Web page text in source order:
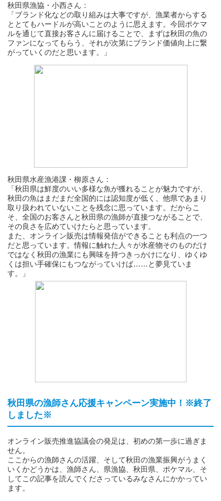
秋田県漁協・小西さん：
「ブランド化などの取り組みは大事ですが、漁業者からする
ととてもハードルが高いことのように思えます。今回ポケマ
ルを通じて直接お客さんに届けることで、まずは秋田の魚の
ファンになってもらう、それが次第にブランド価値向上に繋
がっていくのだと思います。」
秋田県水産漁港課・柳原さん：
「秋田県は鮮度のいい多様な魚が獲れることが魅力ですが、
秋田の魚はまだまだ全国的には認知度が低く、他県であまり
取り扱われていないことを残念に思っています。だからこ
そ、全国のお客さんと秋田県の漁師が直接つながることで、
その良さを広めていけたらと思っています。
また、オンライン販売は情報発信ができることも利点の一つ
だと思っています。情報に触れた人々が水産物そのものだけ
ではなく秋田の漁業にも興味を持つきっかけになり、ゆくゆ
くは担い手確保にもつながっていけば……と夢見ていま
す。」
秋田県の漁師さん応援キャンペーン実施中！※終了
しました※
オンライン販売推進協議会の発足は、初めの第一歩に過ぎま
せん。
ここからの漁師さんの活躍、そして秋田の漁業振興がうまく
いくかどうかは、漁師さん、県漁協、秋田県、ポケマル、そ
してこの記事を読んでくださっているみなさんにかかってい
ます。